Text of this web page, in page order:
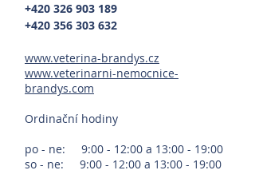
+420 326 903 189
+420 356 303 632
www.veterina-brandys.cz
www.veterinarni-nemocnice-
brandys.com
Ordinační hodiny
po - ne: 9:00 - 12:00 a 13:00 - 19:00
so - ne: 9:00 - 12:00 a 13:00 - 19:00